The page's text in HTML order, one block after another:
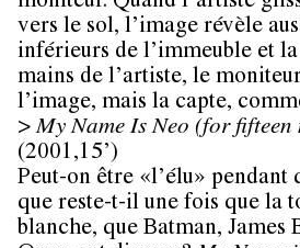
vers le sol, l’image révèle
inférieurs de l’immeuble et
mains de l’artiste, le
l’image, mais la capte,
>My Name Is Neo (for fifteen
(2001,15’)
Peut-on être «l’élu» pendant
que reste-t-il une fois que la
blanche, que Batman, James